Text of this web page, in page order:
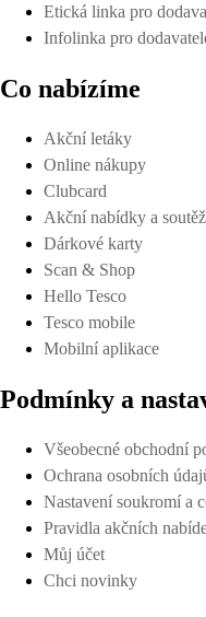
Etická linka pro
Infolinka pro
Co nabízíme
Akční letáky
Online nákupy
Clubcard
Akční nabídky a
Dárkové karty
Scan & Shop
Hello Tesco
Tesco mobile
Mobilní aplikace
Podmínky a
Všeobecné obchodní
Ochrana osobních
Nastavení soukromí a
Pravidla akčních
Můj účet
Chci novinky